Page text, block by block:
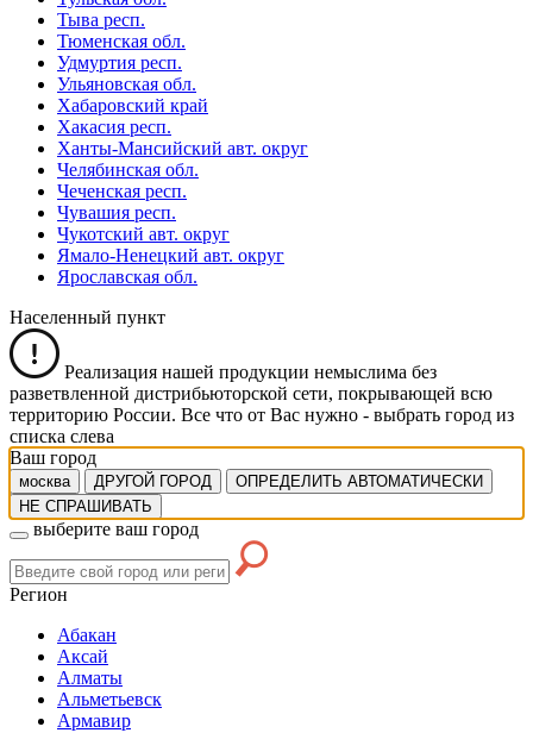
Тыва респ.
Тюменская обл.
Удмуртия респ.
Ульяновская обл.
Хабаровский край
Хакасия респ.
Ханты-Мансийский авт. округ
Челябинская обл.
Чеченская респ.
Чувашия респ.
Чукотский авт. округ
Ямало-Ненецкий авт. округ
Ярославская обл.
Населенный пункт
Реализация нашей продукции немыслима без
разветвленной дистрибьюторской сети, покрывающей всю
территорию России. Все что от Вас нужно - выбрать город из
списка слева
Ваш город
москва ДРУГОЙ ГОРОД
ОПРЕДЕЛИТЬ АВТОМАТИЧЕСКИ
НЕ СПРАШИВАТЬ
выберите ваш город
Регион
Абакан
Аксай
Алматы
Альметьевск
Армавир